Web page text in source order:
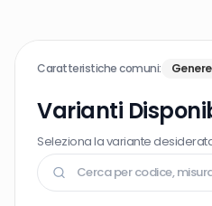
Caratteristiche comuni: Genere
Varianti
Seleziona la variante